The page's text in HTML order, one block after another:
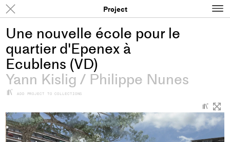
Project
Une nouvelle école pour le
quartier d'Epenex à
Ecublens (VD)
Yann Kislig/ Philippe Nunes
+
ADD PROJECT TO COLLECTIONS
+
Add